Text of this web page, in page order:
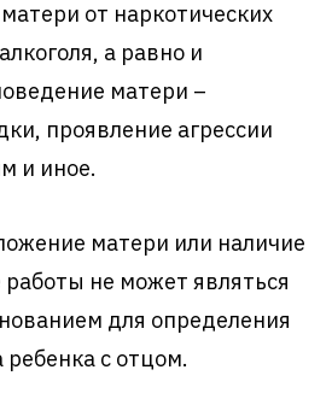
от наркотических
а равно и
матери –
проявление агрессии
и иное.
матери или наличие
работы не может являться
для определения
с отцом.